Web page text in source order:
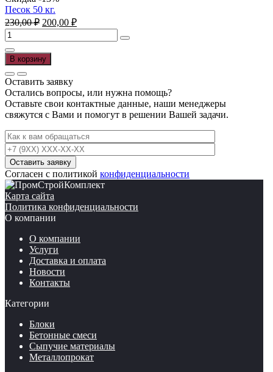
Песок 50 кг.
230,00₽ Первоначальная
цена
составляла
230,00 ₽.
200,00 ₽Текущая
цена:
200,00 ₽.
Количество
товара
Песок
50
кг.
В корзину
Оставить заявку
Остались вопросы, или нужна помощь?
Оставьте свои контактные данные, наши менеджеры
свяжутся с Вами и помогут в решении Вашей задачи.
Согласен с политикой конфиденциальности
Карта сайта
Политика конфиденциальности
О компании
О компании
Услуги
Доставка и оплата
Новости
Контакты
Категории
Блоки
Бетонные смеси
Сыпучие материалы
Металлопрокат